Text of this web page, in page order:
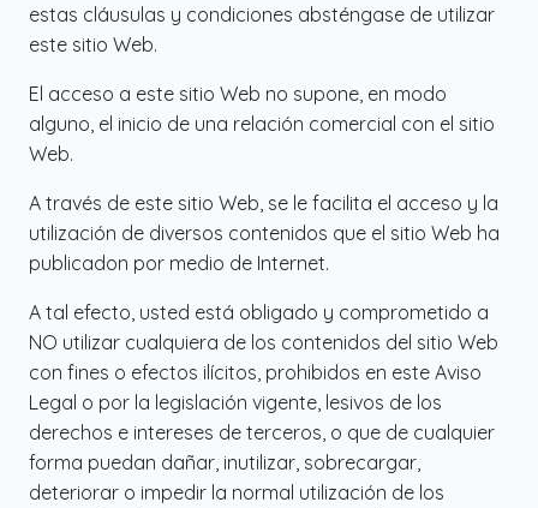
estas cláusulas y condiciones absténgase de utilizar
este sitio Web.
El acceso a este sitio Web no supone, en modo
alguno, el inicio de una relación comercial con el sitio
Web.
A través de este sitio Web, se le facilita el acceso y la
utilización de diversos contenidos que el sitio Web ha
publicadon por medio de Internet.
A tal efecto, usted está obligado y comprometido a
NO utilizar cualquiera de los contenidos del sitio Web
con fines o efectos ilícitos, prohibidos en este Aviso
Legal o por la legislación vigente, lesivos de los
derechos e intereses de terceros, o que de cualquier
forma puedan dañar, inutilizar, sobrecargar,
deteriorar o impedir la normal utilización de los